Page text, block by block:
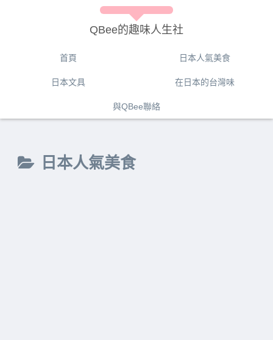
QBee的趣味人生社
首頁 日本人氣美食
日本文具 在日本的台灣味
與QBee聯絡
日本人氣美食